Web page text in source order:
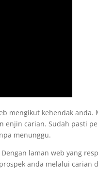
mengikut kehendak anda.
enjin carian. Sudah pasti
menunggu.
laman web yang
anda melalui carian